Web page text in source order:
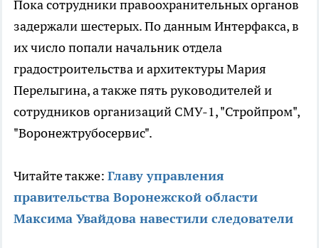
Пока сотрудники правоохранительных органов
задержали шестерых. По данным Интерфакса, в
их число попали начальник отдела
градостроительства и архитектуры Мария
Перелыгина, а также пять руководителей и
сотрудников организаций СМУ-1, "Стройпром",
"Воронежтрубосервис".
Читайте также: Главу управления
правительства Воронежской области
Максима Увайдова навестили следователи